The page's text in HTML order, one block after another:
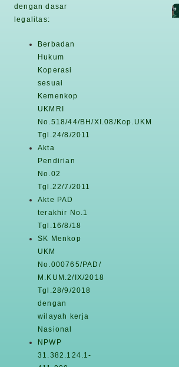
dengan dasar
legalitas:
Berbadan
Hukum
Koperasi
sesuai
Kemenkop
UKMRI
No.518/44/BH/XI.08/Kop.UKM
Tgl.24/8/2011
Akta
Pendirian
No.02
Tgl.22/7/2011
Akte PAD
terakhir No.1
Tgl.16/8/18
SK Menkop
UKM
No.000765/PAD/
M.KUM.2/IX/2018
Tgl.28/9/2018
dengan
wilayah kerja
Nasional
NPWP
31.382.124.1-